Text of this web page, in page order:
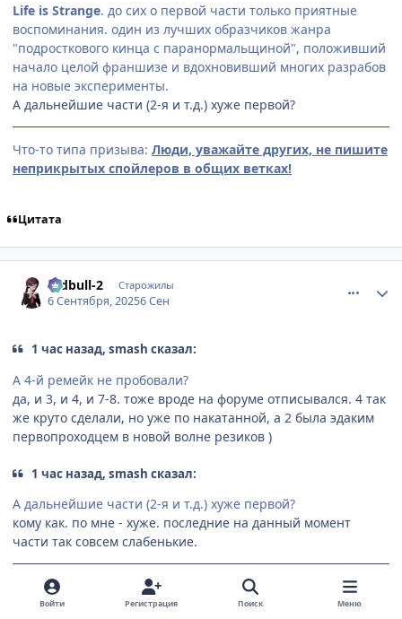
Life is Strange. до сих о первой части только приятные
воспоминания. один из лучших образчиков жанра
"подросткового кинца с паранормальщиной", положивший
начало целой франшизе и вдохновивший многих разрабов
на новые эксперименты.
А дальнейшие части (2-я и т.д.) хуже первой?
Что-то типа призыва: Люди, уважайте других, не пишите
неприкрытых спойлеров в общих ветках!
Цитата
redbull-2 Старожилы
6 Сентября, 20256 Сен
1 час назад, smash сказал:
А 4-й ремейк не пробовали?
да, и 3, и 4, и 7-8. тоже вроде на форуме отписывался. 4 так
же круто сделали, но уже по накатанной, а 2 была эдаким
первопроходцем в новой волне резиков )
1 час назад, smash сказал:
А дальнейшие части (2-я и т.д.) хуже первой?
кому как. по мне - хуже. последние на данный момент
части так совсем слабенькие.
[Haruko Momoi Fans Team]
{Да упокоится яой} team
Войти Регистрация Поиск Меню